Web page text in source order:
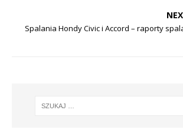
Spalania Hondy Civic i Accord – raporty